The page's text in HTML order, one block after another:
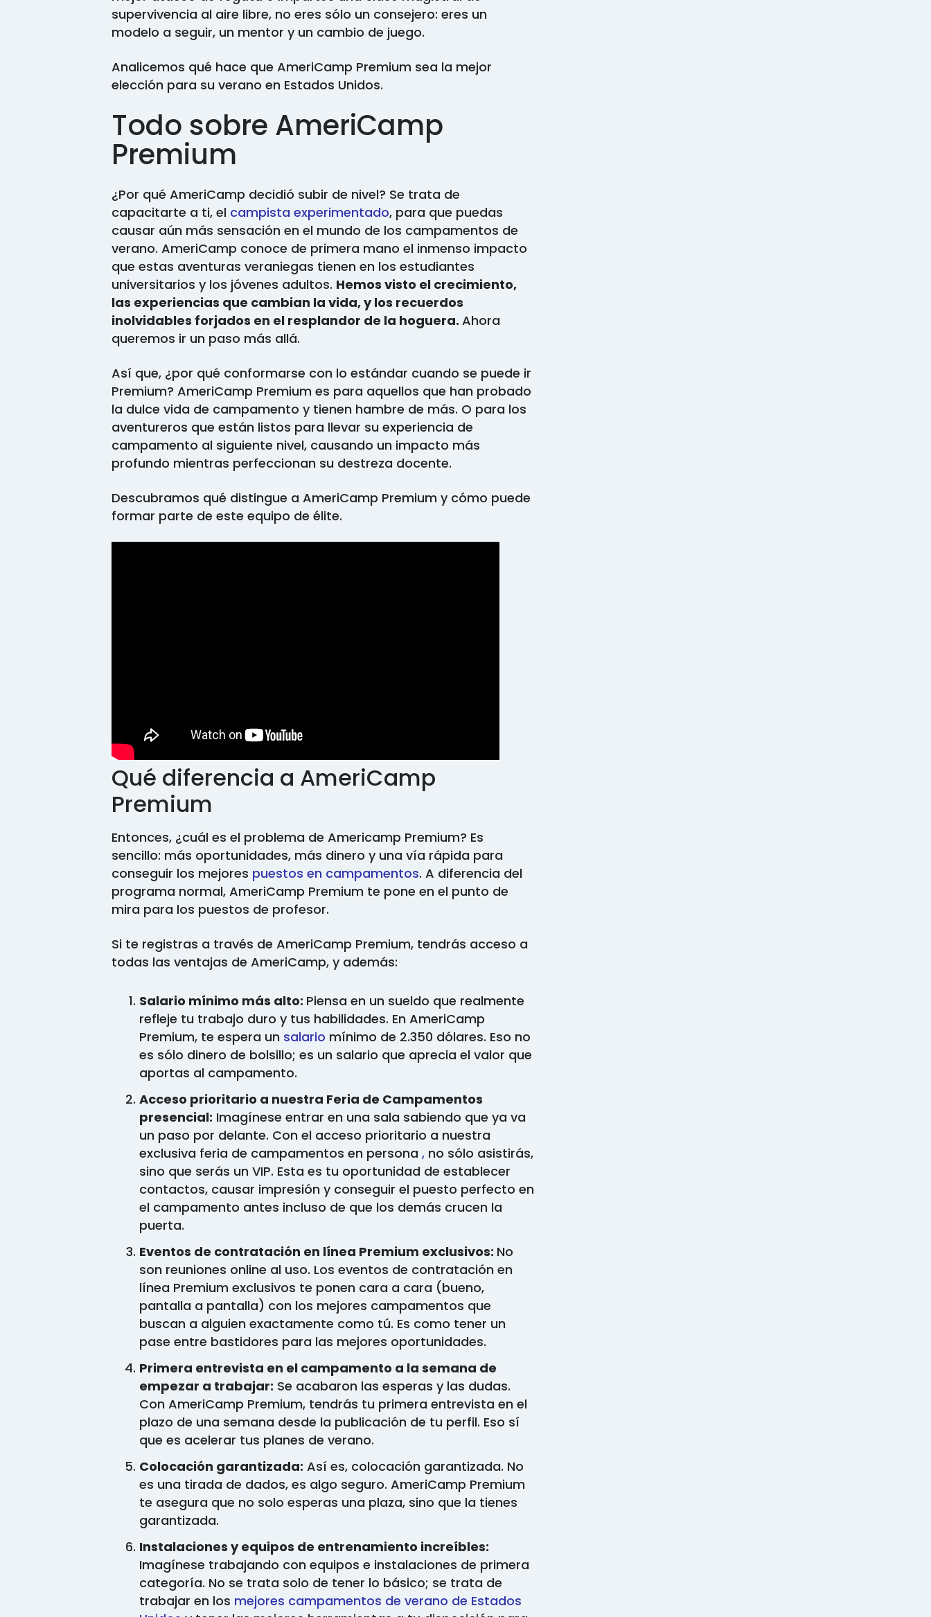
supervivencia al aire libre, no eres sólo un consejero: eres un
modelo a seguir, un mentor y un cambio de juego.
Analicemos qué hace que AmeriCamp Premium sea la mejor
elección para su verano en Estados Unidos.
Todo sobre AmeriCamp
Premium
¿Por qué AmeriCamp decidió subir de nivel? Se trata de
capacitarte a ti, el campista experimentado, para que puedas
causar aún más sensación en el mundo de los campamentos de
verano. AmeriCamp conoce de primera mano el inmenso impacto
que estas aventuras veraniegas tienen en los estudiantes
universitarios y los jóvenes adultos. Hemos visto el crecimiento,
las experiencias que cambian la vida, y los recuerdos
inolvidables forjados en el resplandor de la hoguera.Ahora
queremos ir un paso más allá.
Así que, ¿por qué conformarse con lo estándar cuando se puede ir
Premium? AmeriCamp Premium es para aquellos que han probado
la dulce vida de campamento y tienen hambre de más. O para los
aventureros que están listos para llevar su experiencia de
campamento al siguiente nivel, causando un impacto más
profundo mientras perfeccionan su destreza docente.
Descubramos qué distingue a AmeriCamp Premium y cómo puede
formar parte de este equipo de élite.
Qué diferencia a AmeriCamp
Premium
Entonces, ¿cuál es el problema de Americamp Premium? Es
sencillo: más oportunidades, más dinero y una vía rápida para
conseguir los mejores puestos en campamentos. A diferencia del
programa normal, AmeriCamp Premium te pone en el punto de
mira para los puestos de profesor.
Si te registras a través de AmeriCamp Premium, tendrás acceso a
todas las ventajas de AmeriCamp, y además:
Salario mínimo más alto: Piensa en un sueldo que realmente
refleje tu trabajo duro y tus habilidades. En AmeriCamp
Premium, te espera un salario mínimo de 2.350 dólares. Eso no
es sólo dinero de bolsillo; es un salario que aprecia el valor que
aportas al campamento.
Acceso prioritario a nuestra Feria de Campamentos
presencial: Imagínese entrar en una sala sabiendo que ya va
un paso por delante. Con el acceso prioritario a nuestra
exclusiva feria de campamentos en persona, no sólo asistirás,
sino que serás un VIP. Esta es tu oportunidad de establecer
contactos, causar impresión y conseguir el puesto perfecto en
el campamento antes incluso de que los demás crucen la
puerta.
Eventos de contratación en línea Premium exclusivos: No
son reuniones online al uso. Los eventos de contratación en
línea Premium exclusivos te ponen cara a cara (bueno,
pantalla a pantalla) con los mejores campamentos que
buscan a alguien exactamente como tú. Es como tener un
pase entre bastidores para las mejores oportunidades.
Primera entrevista en el campamento a la semana de
empezar a trabajar: Se acabaron las esperas y las dudas.
Con AmeriCamp Premium, tendrás tu primera entrevista en el
plazo de una semana desde la publicación de tu perfil. Eso sí
que es acelerar tus planes de verano.
Colocación garantizada: Así es, colocación garantizada. No
es una tirada de dados, es algo seguro. AmeriCamp Premium
te asegura que no solo esperas una plaza, sino que la tienes
garantizada.
Instalaciones y equipos de entrenamiento increíbles:
Imagínese trabajando con equipos e instalaciones de primera
categoría. No se trata solo de tener lo básico; se trata de
trabajar en los mejores campamentos de verano de Estados